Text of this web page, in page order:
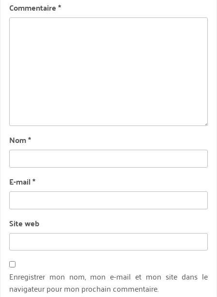
Commentaire*
Nom*
E-mail*
Site web
Enregistrer mon nom, mon e-mail et mon site dans le
navigateur pour mon prochain commentaire.